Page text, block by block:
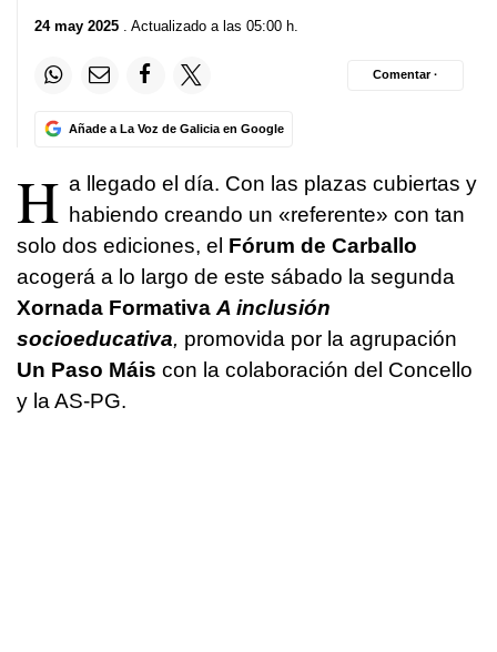
24 may 2025 . Actualizado a las 05:00 h.
Añade a La Voz de Galicia en Google
Comentar ·
H a llegado el día. Con las plazas cubiertas y
habiendo creando un «referente» con tan
solo dos ediciones, el Fórum de Carballo
acogerá a lo largo de este sábado la segunda
Xornada Formativa A inclusión
socioeducativa, promovida por la agrupación
Un Paso Máis con la colaboración del Concello
y la AS-PG.